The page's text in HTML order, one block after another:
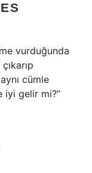
vurduğunda
cümle
iyi gelir mi?”